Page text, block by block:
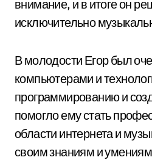
внимание, и в итоге он
исключительно
В молодости Егор был
компьютерами и
программированию и
помогло ему стать
области интернета и
своим знаниям и умениям